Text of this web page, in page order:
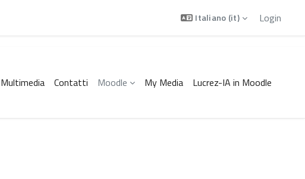
Italiano ‎(it)‎ Login
Contatti Moodle My Media Lucrez-IA in Moodle